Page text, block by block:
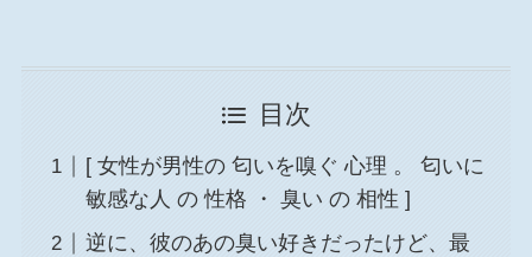
目次
[ 女性が男性の 匂いを嗅ぐ 心理 。 匂いに
敏感な人 の 性格 ・ 臭い の 相性 ]
逆に、彼のあの臭い好きだったけど、最